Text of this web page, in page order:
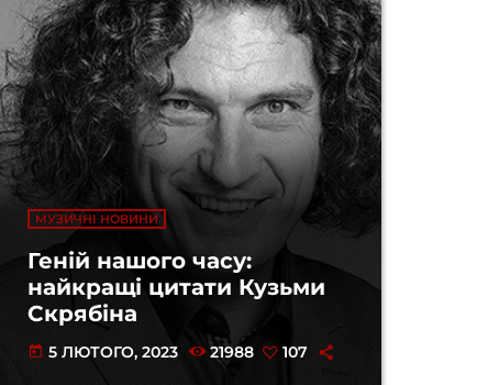
МУЗИЧНІ НОВИНИ
Геній нашого часу:
найкращі цитати Кузьми
Скрябіна
today 5 ЛЮТОГО, 2023 21988 107